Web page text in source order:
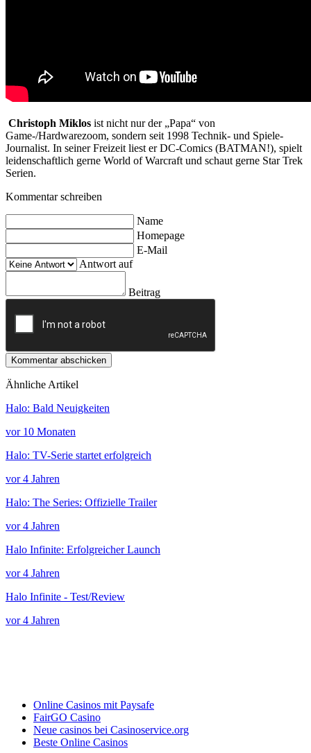
Christoph Miklos ist nicht nur der „Papa“ von
Game-/Hardwarezoom, sondern seit 1998 Technik- und Spiele-
Journalist. In seiner Freizeit liest er DC-Comics (BATMAN!), spielt
leidenschaftlich gerne World of Warcraft und schaut gerne Star Trek
Serien.
Kommentar schreiben
Name
Homepage
E-Mail
Antwort auf
Beitrag
Kommentar abschicken
Ähnliche Artikel
Halo: Bald Neuigkeiten
vor 10 Monaten
Halo: TV-Serie startet erfolgreich
vor 4 Jahren
Halo: The Series: Offizielle Trailer
vor 4 Jahren
Halo Infinite: Erfolgreicher Launch
vor 4 Jahren
Halo Infinite - Test/Review
vor 4 Jahren
Online Casinos mit Paysafe
FairGO Casino
Neue casinos bei Casinoservice.org
Beste Online Casinos